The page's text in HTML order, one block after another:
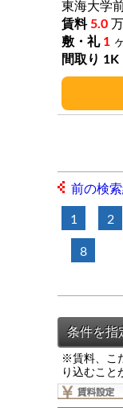
東海大学
5.0
1
1K
前の検
1 2
8
※賃料、こ
り込むこと